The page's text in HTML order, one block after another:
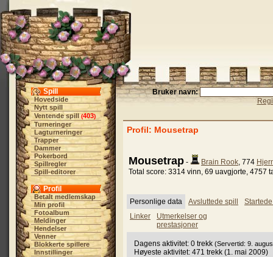
Spill
Hovedside
Nytt spill
Ventende spill (403)
Turneringer
Lagturneringer
Trapper
Dammer
Pokerbord
Spillregler
Spill-editorer
Profil
Betalt medlemskap
Min profil
Fotoalbum
Meldinger
Hendelser
Venner
Blokkerte spillere
Innstillinger
Bruker navn:
Profil: Mousetrap
Mousetrap - Brain Rook, 774
Total score: 3314 vinn, 69 uavgjorte, 4757
Personlige data Avsluttede spill
Linker
Utmerkelser og
prestasjoner
Dagens aktivitet: 0 trekk (Servertid: 9.
Høyeste aktivitet: 471 trekk (1. mai 2009)